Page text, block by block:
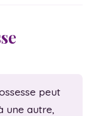
peut
une autre,